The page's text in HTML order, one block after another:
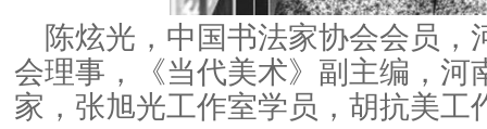
陈炫光，中国书法家协会会员，
会理事，《当代美术》副主编，河
家，张旭光工作室学员，胡抗美工